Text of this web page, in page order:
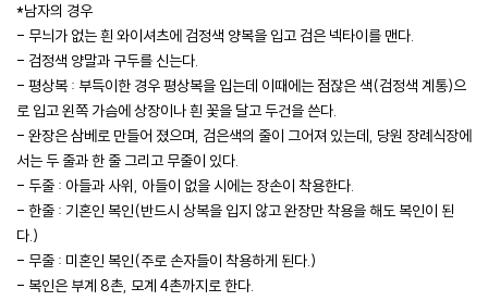
*남자의 경우
- 무늬가 없는 흰 와이셔츠에 검정색 양복을 입고 검은 넥타이를 맨다.
- 검정색 양말과 구두를 신는다.
- 평상복 : 부득이한 경우 평상복을 입는데 이때에는 점잖은 색(검정색 계통)으
로 입고 왼쪽 가슴에 상장이나 흰 꽃을 달고 두건을 쓴다.
- 완장은 삼베로 만들어 졌으며, 검은색의 줄이 그어져 있는데, 당원 장례식장에
서는 두 줄과 한 줄 그리고 무줄이 있다.
- 두줄 : 아들과 사위, 아들이 없을 시에는 장손이 착용한다.
- 한줄 : 기혼인 복인(반드시 상복을 입지 않고 완장만 착용을 해도 복인이 된
다.)
- 무줄 : 미혼인 복인(주로 손자들이 착용하게 된다.)
- 복인은 부계 8촌, 모계 4촌까지로 한다.